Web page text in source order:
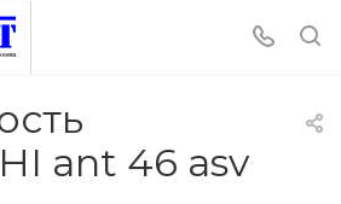
ant 46 asv